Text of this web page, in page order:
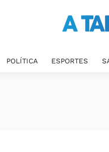
POLÍTICA ESPORTES